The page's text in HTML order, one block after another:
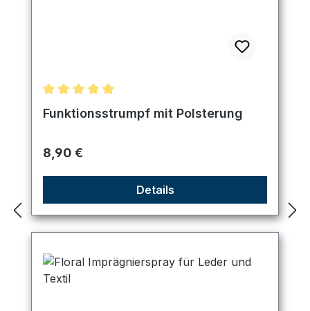
Durchschnittliche Bewertung von 5 von 5 Sternen
Funktionsstrumpf mit Polsterung
Regulärer Preis:
8,90 €
Details